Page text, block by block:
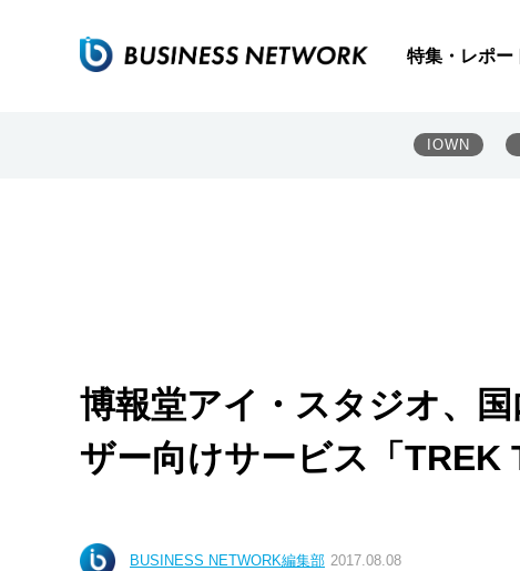
特集・レポー
IOWN
博報堂アイ・スタジオ、
ザー向けサービス「TREK
BUSINESS NETWORK編集部 2017.08.08